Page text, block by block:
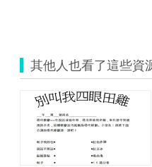
其他人也看了這些資